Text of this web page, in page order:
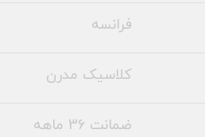
فرانسه
کلاسیک مدرن
ضمانت 36 ماهه